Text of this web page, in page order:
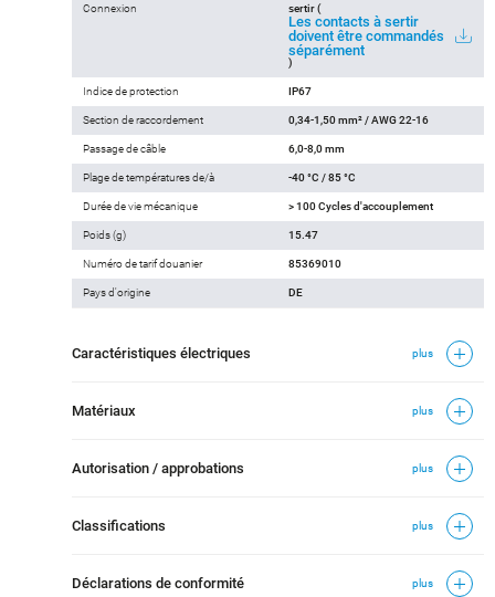
Connexion sertir (
Les contacts à sertir
doivent être commandés
séparément
)
Indice de protection IP67
Section de raccordement 0,34-1,50 mm² / AWG 22-16
Passage de câble 6,0-8,0 mm
Plage de températures de/à -40 °C / 85 °C
Durée de vie mécanique > 100 Cycles d'accouplement
Poids (g) 15.47
Numéro de tarif douanier 85369010
Pays d'origine DE
Caractéristiques électriques plus
Matériaux plus
Autorisation / approbations plus
Classifications plus
Déclarations de conformité plus